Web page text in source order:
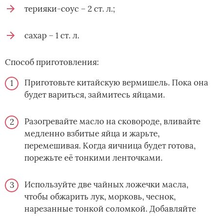
терияки-соус – 2 ст. л.;
сахар – 1 ст. л.
Способ приготовления:
Приготовьте китайскую вермишель. Пока она
будет вариться, займитесь яйцами.
Разогревайте масло на сковороде, вливайте
медленно взбитые яйца и жарьте,
перемешивая. Когда яичница будет готова,
порежьте её тонкими ленточками.
Используйте две чайных ложечки масла,
чтобы обжарить лук, морковь, чеснок,
нарезанные тонкой соломкой. Добавляйте